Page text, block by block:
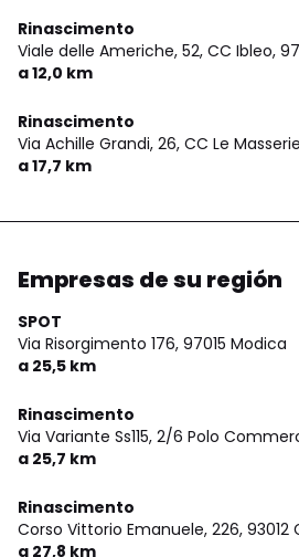
Rinascimento
Viale delle Americhe, 52, CC Ibleo,
a 12,0 km
Rinascimento
Via Achille Grandi, 26, CC Le
a 17,7 km
Empresas de su región
SPOT
Via Risorgimento 176, 97015 Modica
a 25,5 km
Rinascimento
Via Variante Ss115, 2/6 Polo
a 25,7 km
Rinascimento
Corso Vittorio Emanuele, 226, 93012
a 27,8 km